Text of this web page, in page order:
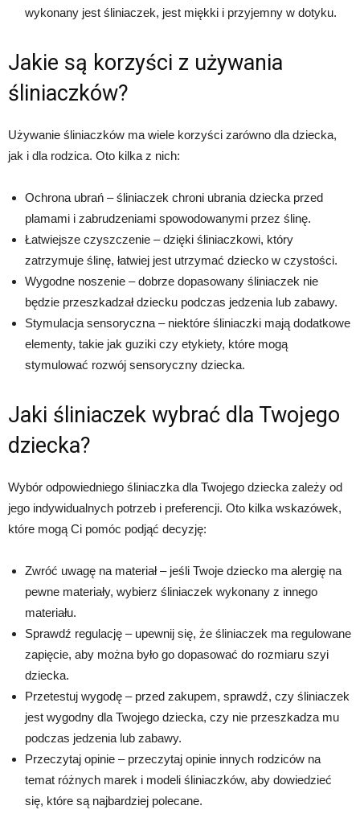
wykonany jest śliniaczek, jest miękki i przyjemny w dotyku.
Jakie są korzyści z używania
śliniaczków?
Używanie śliniaczków ma wiele korzyści zarówno dla dziecka,
jak i dla rodzica. Oto kilka z nich:
Ochrona ubrań – śliniaczek chroni ubrania dziecka przed
plamami i zabrudzeniami spowodowanymi przez ślinę.
Łatwiejsze czyszczenie – dzięki śliniaczkowi, który
zatrzymuje ślinę, łatwiej jest utrzymać dziecko w czystości.
Wygodne noszenie – dobrze dopasowany śliniaczek nie
będzie przeszkadzał dziecku podczas jedzenia lub zabawy.
Stymulacja sensoryczna – niektóre śliniaczki mają dodatkowe
elementy, takie jak guziki czy etykiety, które mogą
stymulować rozwój sensoryczny dziecka.
Jaki śliniaczek wybrać dla Twojego
dziecka?
Wybór odpowiedniego śliniaczka dla Twojego dziecka zależy od
jego indywidualnych potrzeb i preferencji. Oto kilka wskazówek,
które mogą Ci pomóc podjąć decyzję:
Zwróć uwagę na materiał – jeśli Twoje dziecko ma alergię na
pewne materiały, wybierz śliniaczek wykonany z innego
materiału.
Sprawdź regulację – upewnij się, że śliniaczek ma regulowane
zapięcie, aby można było go dopasować do rozmiaru szyi
dziecka.
Przetestuj wygodę – przed zakupem, sprawdź, czy śliniaczek
jest wygodny dla Twojego dziecka, czy nie przeszkadza mu
podczas jedzenia lub zabawy.
Przeczytaj opinie – przeczytaj opinie innych rodziców na
temat różnych marek i modeli śliniaczków, aby dowiedzieć
się, które są najbardziej polecane.